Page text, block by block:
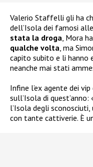
Valerio Staffelli gli ha
dell’Isola dei famosi
stata la droga, Mora
qualche volta, ma
capito subito e li hanno
neanche mai stati
Infine l’ex agente dei
sull’Isola di quest’anno:
l’Isola degli
con tante cattiverie. È